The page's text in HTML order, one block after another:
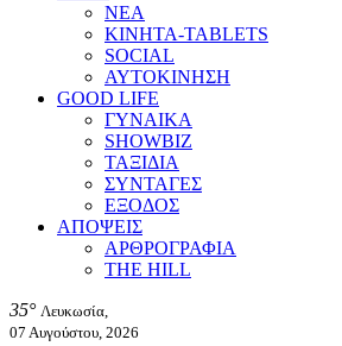
ΝΕΑ
ΚΙΝΗΤΑ-TABLETS
SOCIAL
ΑΥΤΟΚΙΝΗΣΗ
GOOD LIFE
ΓΥΝΑΙΚΑ
SHOWBIZ
ΤΑΞΙΔΙΑ
ΣΥΝΤΑΓΕΣ
ΕΞΟΔΟΣ
ΑΠΟΨΕΙΣ
ΑΡΘΡΟΓΡΑΦΙΑ
THE HILL
35° Λευκωσία,
07 Αυγούστου, 2026